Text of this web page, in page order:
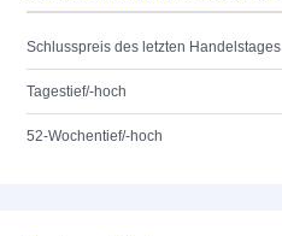
Schlusspreis des letzten Handelstages
Tagestief/-hoch
52-Wochentief/-hoch